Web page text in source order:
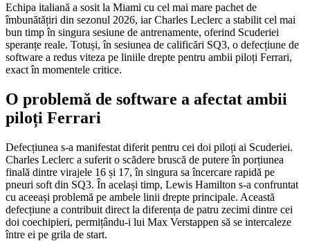
Echipa italiană a sosit la Miami cu cel mai mare pachet de
îmbunătățiri din sezonul 2026, iar Charles Leclerc a stabilit cel mai
bun timp în singura sesiune de antrenamente, oferind Scuderiei
speranțe reale. Totuși, în sesiunea de calificări SQ3, o defecțiune de
software a redus viteza pe liniile drepte pentru ambii piloți Ferrari,
exact în momentele critice.
O problemă de software a afectat ambii
piloți Ferrari
Defecțiunea s-a manifestat diferit pentru cei doi piloți ai Scuderiei.
Charles Leclerc a suferit o scădere bruscă de putere în porțiunea
finală dintre virajele 16 și 17, în singura sa încercare rapidă pe
pneuri soft din SQ3. În același timp, Lewis Hamilton s-a confruntat
cu aceeași problemă pe ambele linii drepte principale. Această
defecțiune a contribuit direct la diferența de patru zecimi dintre cei
doi coechipieri, permițându-i lui Max Verstappen să se intercaleze
între ei pe grila de start.